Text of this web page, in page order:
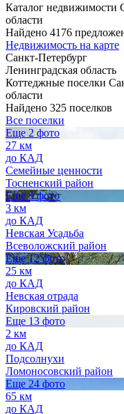
Каталог недвижимости
области
Найдено 4176
Недвижимость на карте
Санкт-Петербург
Ленинградская область
Коттеджные поселки
области
Найдено 325 поселков
Все поселки
Еще 2 фото
27 км
до КАД
Семейные ценности
Тосненский район
Еще 5 фото
3 км
до КАД
Невская Усадьба
Всеволожский район
Еще 12 фото
25 км
до КАД
Невская отрада
Кировский район
Еще 13 фото
2 км
до КАД
Подсолнухи
Ломоносовский район
Еще 24 фото
65 км
до КАД